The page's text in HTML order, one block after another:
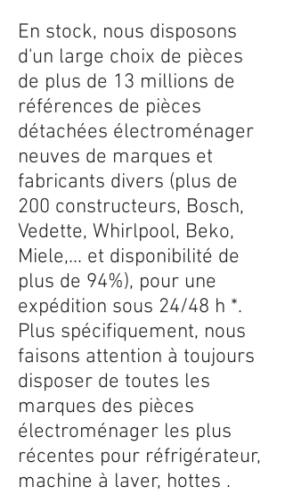
En stock, nous disposons
d'un large choix de pièces
de plus de 13 millions de
références de pièces
détachées électroménager
neuves de marques et
fabricants divers (plus de
200 constructeurs, Bosch,
Vedette, Whirlpool, Beko,
Miele,... et disponibilité de
plus de 94%), pour une
expédition sous 24/48 h *.
Plus spécifiquement, nous
faisons attention à toujours
disposer de toutes les
marques des pièces
électroménager les plus
récentes pour réfrigérateur,
machine à laver, hottes .